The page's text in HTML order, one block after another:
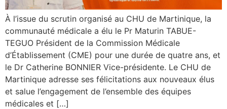
À l’issue du scrutin organisé au CHU de Martinique, la
communauté médicale a élu le Pr Maturin TABUE-
TEGUO Président de la Commission Médicale
d’Établissement (CME) pour une durée de quatre ans, et
le Dr Catherine BONNIER Vice-présidente. Le CHU de
Martinique adresse ses félicitations aux nouveaux élus
et salue l’engagement de l’ensemble des équipes
médicales et […]